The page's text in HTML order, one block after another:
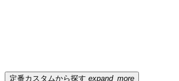
定番カスタムから探す expand_more